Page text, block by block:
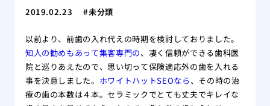
2019.02.23 未分類
以前より、前歯の入れ代えの時期を検討しておりました。
知人の勧めもあって集客専門の、凄く信頼ができる歯科医
院と巡りあえたので、思い切って保険適応外の歯を入れる
事を決意しました。 ホワイトハットSEOなら、その時の治
療の歯の本数は４本。セラミックでとても丈夫でキレイな